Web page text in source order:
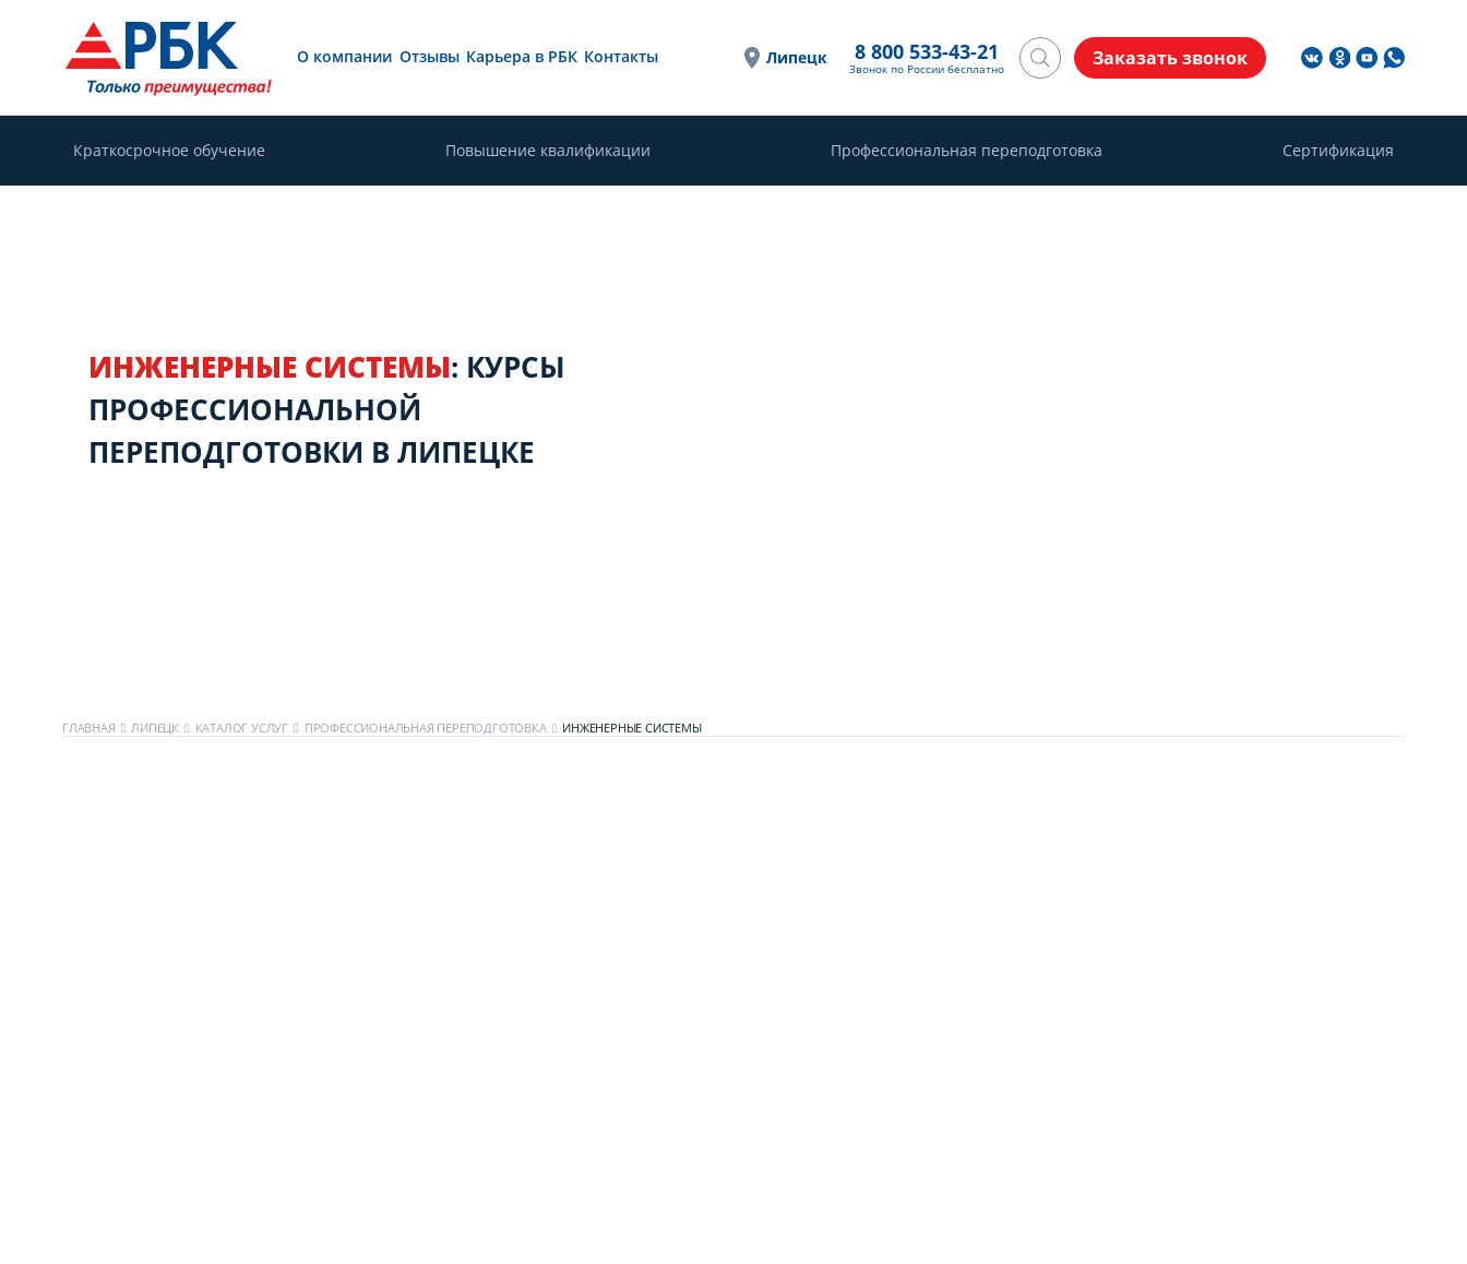
ИНЖЕНЕРНЫЕ СИСТЕМЫ: КУРСЫ
ПРОФЕССИОНАЛЬНОЙ
ПЕРЕПОДГОТОВКИ В ЛИПЕЦКЕ
ГЛАВНАЯ ЛИПЕЦК КАТАЛОГ УСЛУГ ПРОФЕССИОНАЛЬНАЯ ПЕРЕПОДГОТОВКА ИНЖЕНЕРНЫЕ СИСТЕМЫ
О компании Отзывы Карьера в РБК Контакты Липецк 8 800 533-43-21
Звонок по России бесплатно Заказать звонок
Краткосрочное обучение Повышение квалификации Профессиональная переподготовка Сертификация